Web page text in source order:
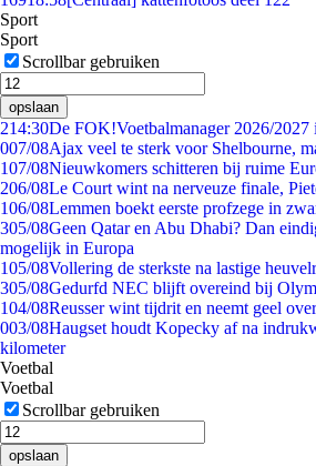
Sport
Sport
Scrollbar gebruiken
opslaan
214:30De FOK!Voetbalmanager 2026/2027
007/08Ajax veel te sterk voor Shelbourne,
107/08Nieuwkomers schitteren bij ruime
206/08Le Court wint na nerveuze finale,
106/08Lemmen boekt eerste profzege in
305/08Geen Qatar en Abu Dhabi? Dan
mogelijk in Europa
105/08Vollering de sterkste na lastige
305/08Gedurfd NEC blijft overeind bij
104/08Reusser wint tijdrit en neemt geel
003/08Haugset houdt Kopecky af na
kilometer
Voetbal
Voetbal
Scrollbar gebruiken
opslaan